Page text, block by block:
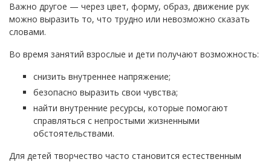
Важно другое — через цвет, форму, образ, движение рук
можно выразить то, что трудно или невозможно сказать
словами.
Во время занятий взрослые и дети получают возможность:
снизить внутреннее напряжение;
безопасно выразить свои чувства;
найти внутренние ресурсы, которые помогают
справляться с непростыми жизненными
обстоятельствами.
Для детей творчество часто становится естественным